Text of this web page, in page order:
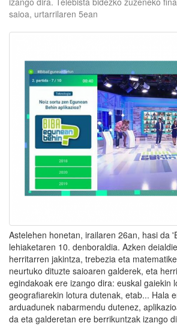
saioa, urtarrilaren 5ean
Astelehen honetan, irailaren 26an, hasi da
lehiaketaren 10. denboraldia. Azken
herritarren jakintza, trebezia eta
neurtuko dituzte saioaren galderek, eta
egindakoak ere izango dira: euskal gaiekin
geografiarekin lotura dutenak, etab... Hala
arduadunek nabarmendu dutenez,
da eta galderetan ere berrikuntzak izango